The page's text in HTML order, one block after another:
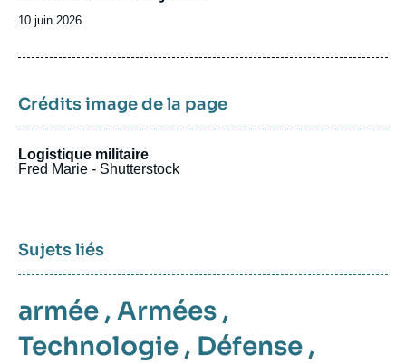
Date
publication
10 juin 2026
Crédits image de la page
Logistique militaire
Fred Marie - Shutterstock
Sujets liés
armée , Armées ,
Technologie , Défense ,